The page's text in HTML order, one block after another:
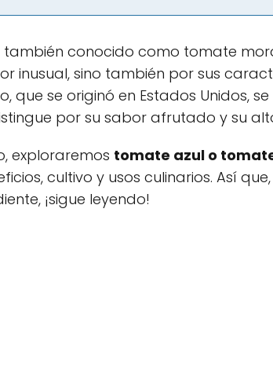
también conocido como tomate
inusual, sino también por sus
que se originó en Estados Unidos,
por su sabor afrutado y su
exploraremos tomate azul o
cultivo y usos culinarios. Así
¡sigue leyendo!